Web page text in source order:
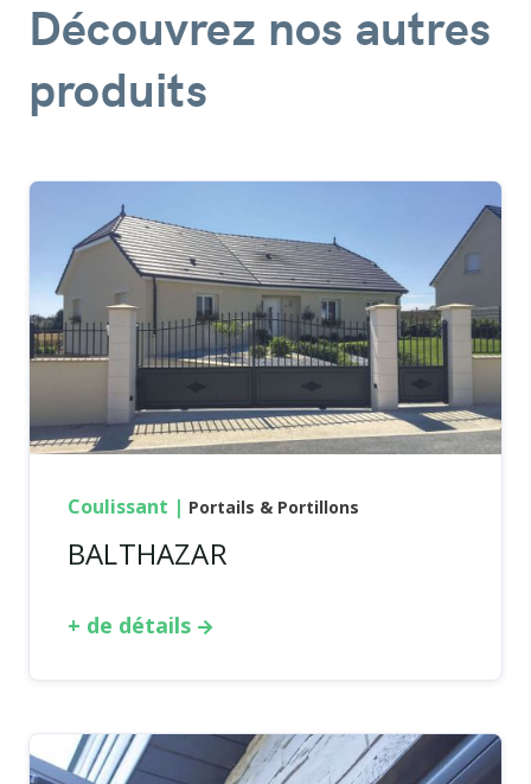
Découvrez nos autres
produits
Coulissant | Portails & Portillons
BALTHAZAR
+ de détails